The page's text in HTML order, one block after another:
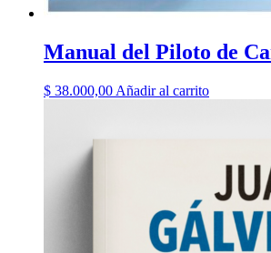
Manual del Piloto de
$ 38.000,00 Añadir al carrito